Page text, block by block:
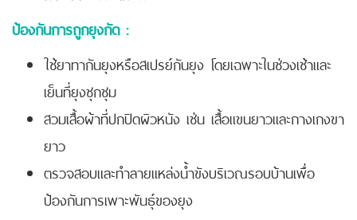
ป้องกันการถูกยุงกัด :
ใช้ยาทากันยุงหรือสเปรย์กันยุง โดยเฉพาะในช่วงเช้าและ
เย็นที่ยุงชุกชุม
สวมเสื้อผ้าที่ปกปิดผิวหนัง เช่น เสื้อแขนยาวและกางเกงขา
ยาว
ตรวจสอบและทำลายแหล่งน้ำขังบริเวณรอบบ้านเพื่อ
ป้องกันการเพาะพันธุ์ของยุง